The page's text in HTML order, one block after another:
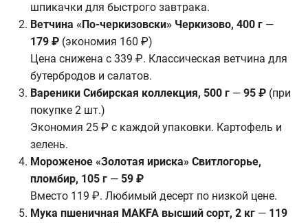
шпикачки для быстрого завтрака.
Ветчина «По-черкизовски» Черкизово, 400 г —
179 ₽ (экономия 160 ₽)
Цена снижена с 339 ₽. Классическая ветчина для
бутербродов и салатов.
Вареники Сибирская коллекция, 500 г — 95 ₽ (при
покупке 2 шт.)
Экономия 25 ₽ с каждой упаковки. Картофель и
зелень.
Мороженое «Золотая ириска» Свитлогорье,
пломбир, 105 г — 59 ₽
Вместо 119 ₽. Любимый десерт по низкой цене.
Мука пшеничная MAKFA высший сорт, 2 кг — 119